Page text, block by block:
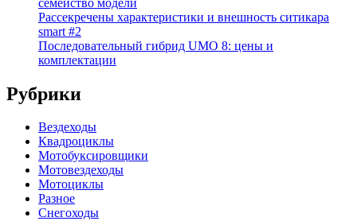
Рассекречены характеристики и внешность ситикара
smart #2
Последовательный гибрид UMO 8: цены и
комплектации
Рубрики
Вездеходы
Квадроциклы
Мотобуксировщики
Мотовездеходы
Мотоциклы
Разное
Снегоходы